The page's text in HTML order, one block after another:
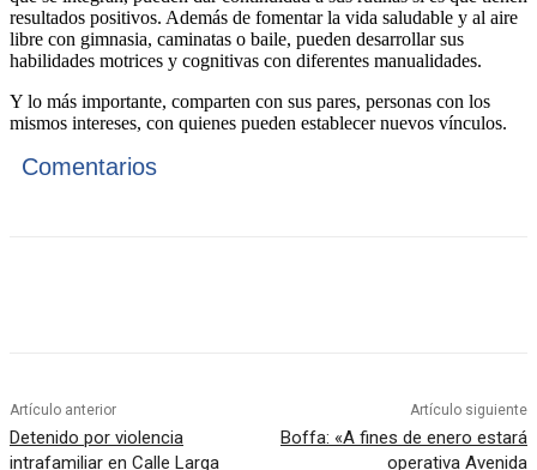
resultados positivos. Además de fomentar la vida saludable y al aire
libre con gimnasia, caminatas o baile, pueden desarrollar sus
habilidades motrices y cognitivas con diferentes manualidades.
Y lo más importante, comparten con sus pares, personas con los
mismos intereses, con quienes pueden establecer nuevos vínculos.
Comentarios
Artículo anterior
Detenido por violencia
intrafamiliar en Calle Larga
Artículo siguiente
Boffa: «A fines de enero estará
operativa Avenida